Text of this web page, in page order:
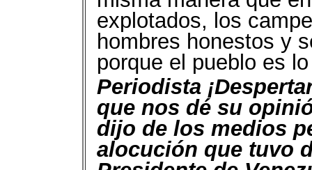
explotados, los
hombres honestos y
porque el pueblo es
Periodista
que nos dé su
dijo de los medios
alocución que tuvo